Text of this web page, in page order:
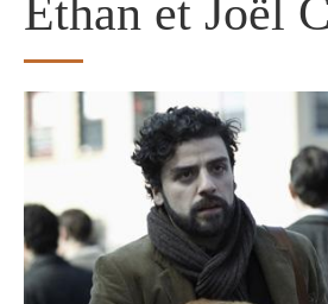
Ethan et Joël
Image